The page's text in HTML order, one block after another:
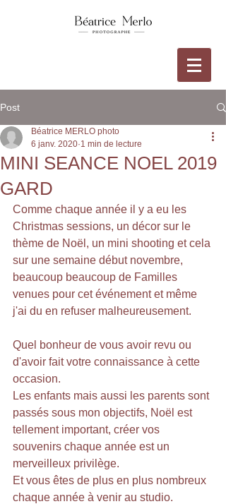
Post
MINI SEANCE NOEL 2019
GARD
Béatrice MERLO photo
6 janv. 2020 1 min de lecture
Comme chaque année il y a eu les
Christmas sessions, un décor sur le
thème de Noël, un mini shooting et cela
sur une semaine début novembre,
beaucoup beaucoup de Familles
venues pour cet événement et même
j'ai du en refuser malheureusement.
Quel bonheur de vous avoir revu ou
d'avoir fait votre connaissance à cette
occasion.
Les enfants mais aussi les parents sont
passés sous mon objectifs, Noël est
tellement important, créer vos
souvenirs chaque année est un
merveilleux privilège.
Et vous êtes de plus en plus nombreux
chaque année à venir au studio.